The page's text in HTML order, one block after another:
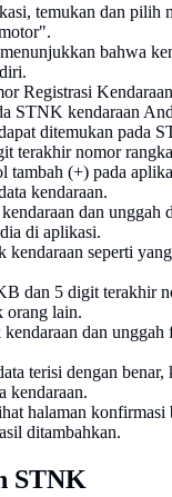
temukan dan pilih
bahwa
Registrasi
STNK kendaraan
ditemukan pada
terakhir nomor
tambah (+) pada
kendaraan.
dan unggah
di aplikasi.
kendaraan seperti
dan 5 digit terakhir
orang lain.
dan
terisi dengan
kendaraan.
halaman konfirmasi
ditambahkan.
STNK